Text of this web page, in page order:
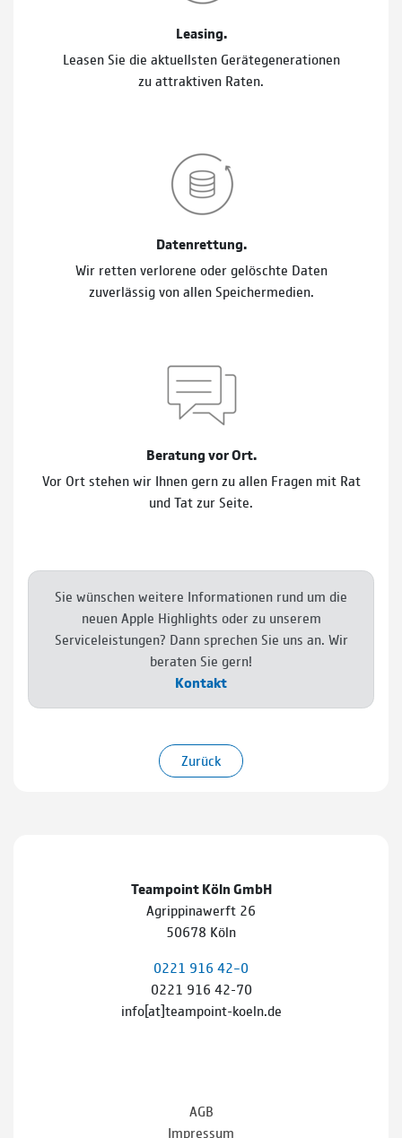
Leasing.
Leasen Sie die aktuellsten Gerätegenerationen
zu attraktiven Raten.
Datenrettung.
Wir retten verlorene oder gelöschte Daten
zuverlässig von allen Speichermedien.
Beratung vor Ort.
Vor Ort stehen wir Ihnen gern zu allen Fragen mit Rat
und Tat zur Seite.
Sie wünschen weitere Informationen rund um die
neuen Apple Highlights oder zu unserem
Serviceleistungen? Dann sprechen Sie uns an. Wir
beraten Sie gern!
Kontakt
Zurück
Teampoint Köln GmbH
Agrippinawerft 26
50678 Köln
0221 916 42–0
0221 916 42-70
info[at]teampoint-koeln.de
AGB
Impressum